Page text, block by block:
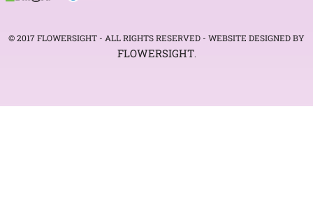
© 2017 FLOWERSIGHT - ALL RIGHTS RESERVED - WEBSITE DESIGNED BY
FLOWERSIGHT.